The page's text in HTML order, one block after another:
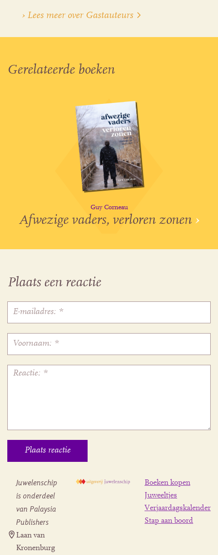
› Lees meer over Gastauteurs
Gerelateerde boeken
Guy Corneau
Afwezige vaders, verloren zonen ›
Plaats een reactie
Juwelenschip
is onderdeel
van Palaysia
Publishers
Laan van
Kronenburg
Boeken kopen
Juweeltjes
Verjaardagskalender
Stap aan boord